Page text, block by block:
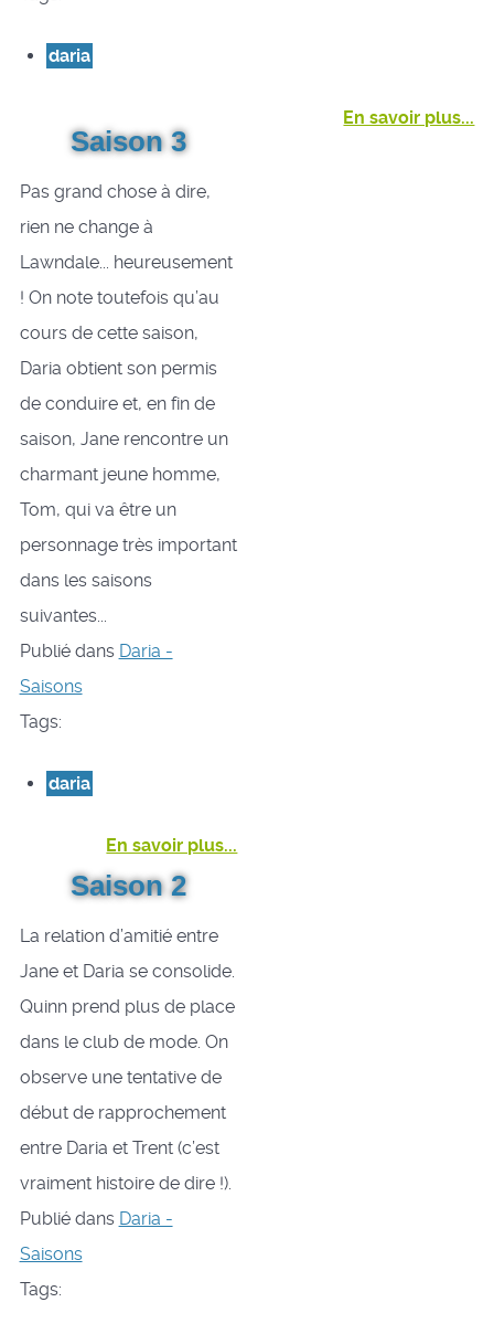
daria
En savoir plus...
Saison 3
Pas grand chose à dire,
rien ne change à
Lawndale... heureusement
! On note toutefois qu’au
cours de cette saison,
Daria obtient son permis
de conduire et, en fin de
saison, Jane rencontre un
charmant jeune homme,
Tom, qui va être un
personnage très important
dans les saisons
suivantes...
Publié dans Daria -
Saisons
Tags:
daria
En savoir plus...
Saison 2
La relation d’amitié entre
Jane et Daria se consolide.
Quinn prend plus de place
dans le club de mode. On
observe une tentative de
début de rapprochement
entre Daria et Trent (c’est
vraiment histoire de dire !).
Publié dans Daria -
Saisons
Tags: